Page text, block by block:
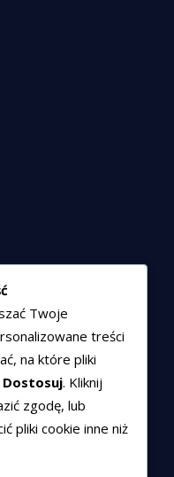
320,
Twoje
treści
na które pliki
Dostosuj. Kliknij
zgodę, lub
pliki cookie inne niż